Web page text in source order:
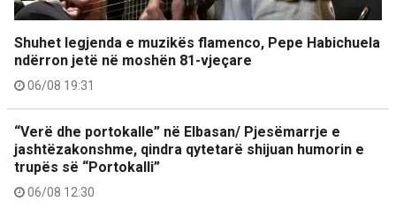
Shuhet legjenda e muzikës flamenco, Pepe Habichuela
ndërron jetë në moshën 81-vjeçare
06/08 19:31
“Verë dhe portokalle” në Elbasan/ Pjesëmarrje e
jashtëzakonshme, qindra qytetarë shijuan humorin e
trupës së “Portokalli”
06/08 12:30